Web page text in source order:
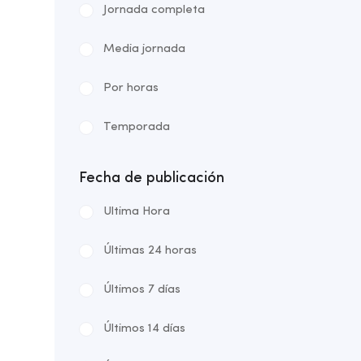
Jornada completa
Media jornada
Por horas
Temporada
Fecha de publicación
Ultima Hora
Últimas 24 horas
Últimos 7 días
Últimos 14 días